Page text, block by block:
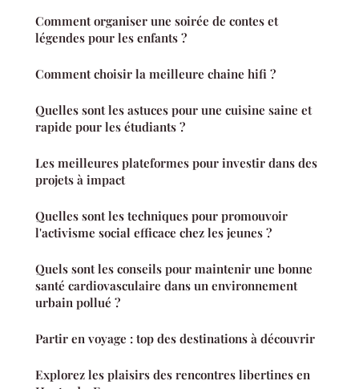
Comment organiser une soirée de contes et
légendes pour les enfants ?
Comment choisir la meilleure chaine hifi ?
Quelles sont les astuces pour une cuisine saine et
rapide pour les étudiants ?
Les meilleures plateformes pour investir dans des
projets à impact
Quelles sont les techniques pour promouvoir
l'activisme social efficace chez les jeunes ?
Quels sont les conseils pour maintenir une bonne
santé cardiovasculaire dans un environnement
urbain pollué ?
Partir en voyage : top des destinations à découvrir
Explorez les plaisirs des rencontres libertines en